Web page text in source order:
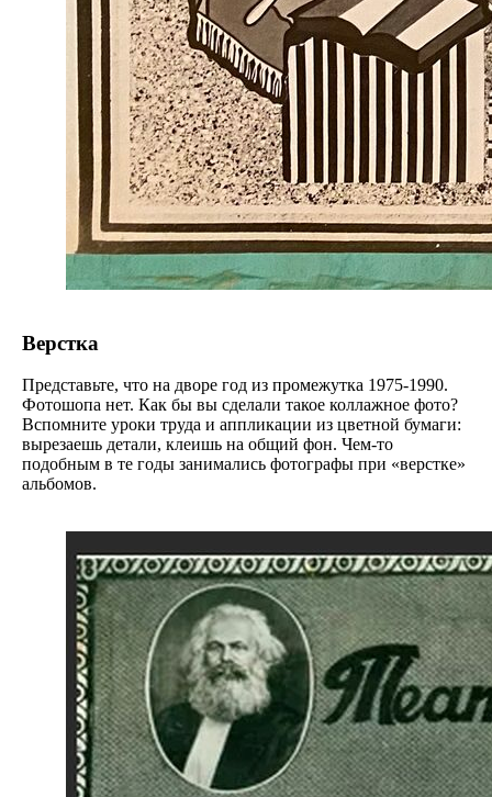
Верстка
Представьте, что на дворе год из промежутка 1975-1990.
Фотошопа нет. Как бы вы сделали такое коллажное фото?
Вспомните уроки труда и аппликации из цветной бумаги:
вырезаешь детали, клеишь на общий фон. Чем-то
подобным в те годы занимались фотографы при «верстке»
альбомов.